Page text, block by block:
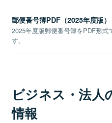
郵便番号簿PDF（2025年度版）
2025年度版郵便番号簿をPDF形式
す。
ビジネス・法人
情報